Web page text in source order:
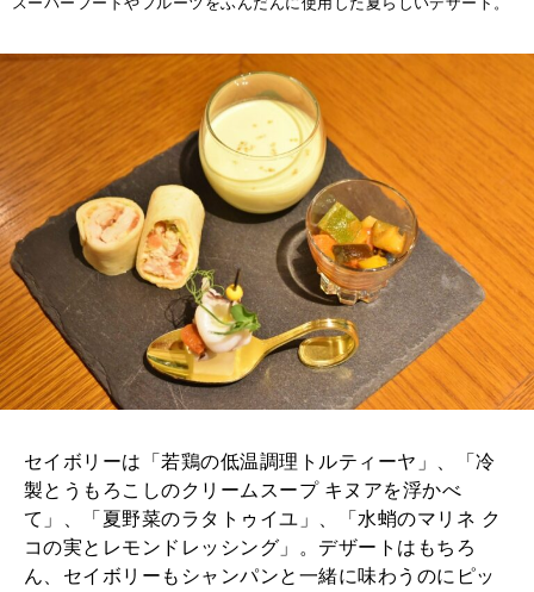
スーパーフードやフルーツをふんだんに使用した夏らしいデザート。
セイボリーは「若鶏の低温調理トルティーヤ」、「冷
製とうもろこしのクリームスープ キヌアを浮かべ
て」、「夏野菜のラタトゥイユ」、「水蛸のマリネ ク
コの実とレモンドレッシング」。デザートはもちろ
ん、セイボリーもシャンパンと一緒に味わうのにピッ